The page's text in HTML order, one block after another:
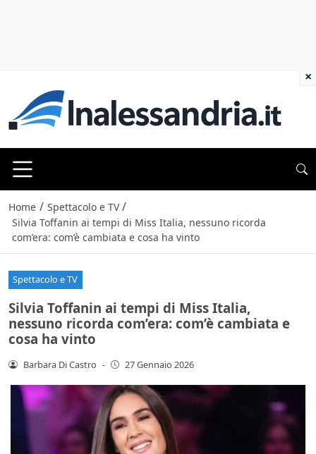
Home / Spettacolo e TV /
Silvia Toffanin ai tempi di Miss Italia, nessuno ricorda
com’era: com’è cambiata e cosa ha vinto
Spettacolo e TV
Silvia Toffanin ai tempi di Miss Italia,
nessuno ricorda com’era: com’è cambiata e
cosa ha vinto
Barbara Di Castro - 27 Gennaio 2026
×